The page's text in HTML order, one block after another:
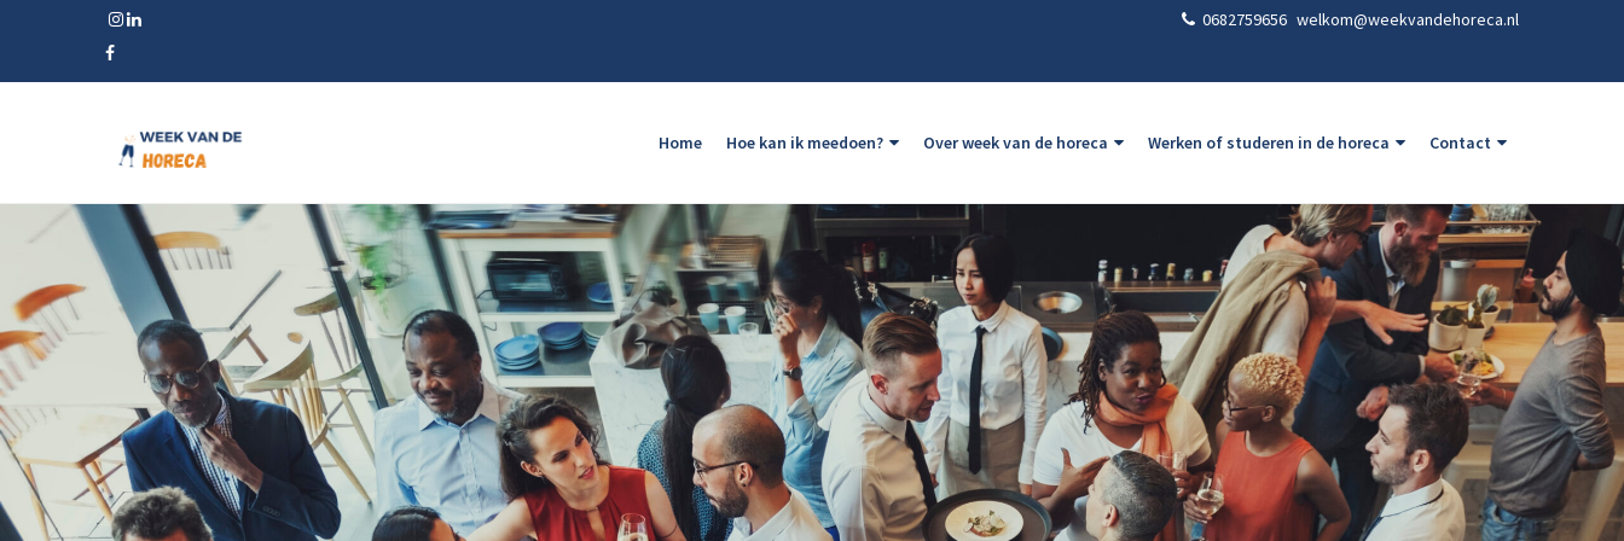
0682759656 welkom@weekvandehoreca.nl
Home Hoe kan ik meedoen? Over week van de horeca Werken of studeren in de horeca Contact